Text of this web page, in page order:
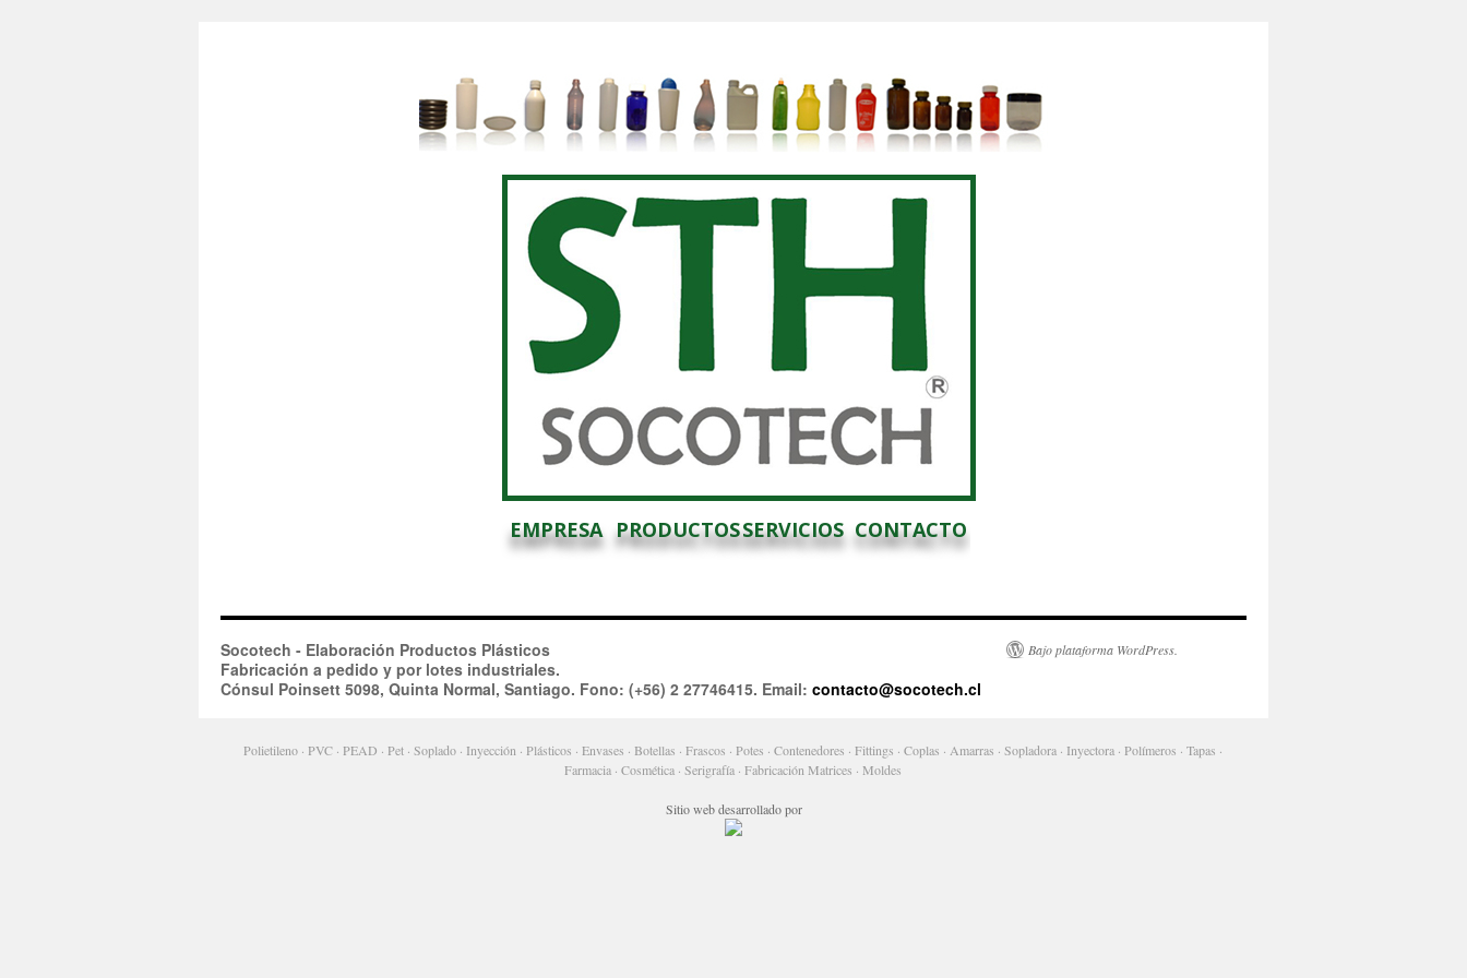
EMPRESA PRODUCTOSSERVICIOS CONTACTO
Socotech - Elaboración Productos Plásticos
Fabricación a pedido y por lotes industriales.
Cónsul Poinsett 5098, Quinta Normal, Santiago. Fono: (+56) 2 27746415. Email: contacto@socotech.cl
Bajo plataforma WordPress.
Polietileno · PVC · PEAD · Pet · Soplado · Inyección · Plásticos · Envases · Botellas · Frascos · Potes · Contenedores · Fittings · Coplas · Amarras · Sopladora · Inyectora · Polímeros · Tapas ·
Farmacia · Cosmética · Serigrafía · Fabricación Matrices · Moldes
Sitio web desarrollado por